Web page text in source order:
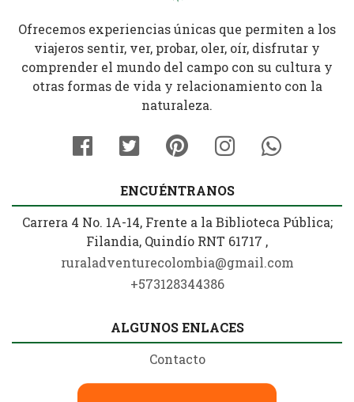
Ofrecemos experiencias únicas que permiten a los
viajeros sentir, ver, probar, oler, oír, disfrutar y
comprender el mundo del campo con su cultura y
otras formas de vida y relacionamiento con la
naturaleza.
ENCUÉNTRANOS
Carrera 4 No. 1A-14, Frente a la Biblioteca Pública;
Filandia, Quindío RNT 61717 ,
ruraladventurecolombia@gmail.com
+573128344386
ALGUNOS ENLACES
Contacto